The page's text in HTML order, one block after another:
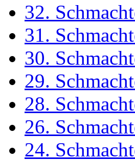
32.
31.
30.
29.
28.
26.
24.